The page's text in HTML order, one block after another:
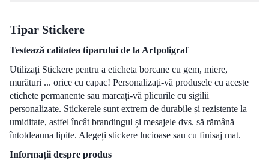
Tipar Stickere
Testează calitatea tiparului de la Artpoligraf
Utilizați Stickere pentru a eticheta borcane cu gem, miere,
murături ... orice cu capac! Personalizați-vă produsele cu aceste
etichete permanente sau marcați-vă plicurile cu sigilii
personalizate. Stickerele sunt extrem de durabile și rezistente la
umiditate, astfel încât brandingul și mesajele dvs. să rămână
întotdeauna lipite. Alegeți stickere lucioase sau cu finisaj mat.
Informații despre produs